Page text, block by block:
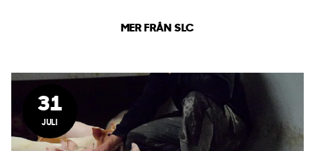
MER FRÅN SLC
31
JULI